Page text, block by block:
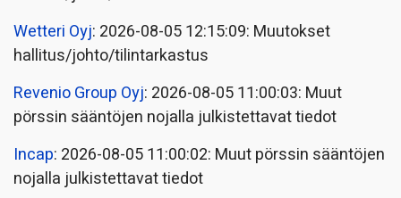
Wetteri Oyj: 2026-08-05 12:15:09: Muutokset
hallitus/johto/tilintarkastus
Revenio Group Oyj: 2026-08-05 11:00:03: Muut
pörssin sääntöjen nojalla julkistettavat tiedot
Incap: 2026-08-05 11:00:02: Muut pörssin sääntöjen
nojalla julkistettavat tiedot